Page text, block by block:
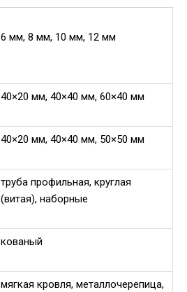
6 мм, 8 мм, 10 мм, 12 мм
40×20 мм, 40×40 мм, 60×40 мм
40×20 мм, 40×40 мм, 50×50 мм
труба профильная, круглая
(витая), наборные
кованый
мягкая кровля, металлочерепица,